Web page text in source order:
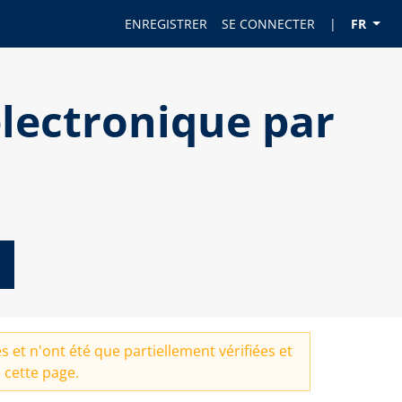
ENREGISTRER SE CONNECTER | FR
par
et n'ont été que partiellement vérifiées et
page.